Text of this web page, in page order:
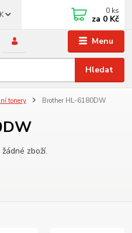
Menu
Hledat
0 ks
za 0 Kč
tonery Brother HL-6180DW
zboží.